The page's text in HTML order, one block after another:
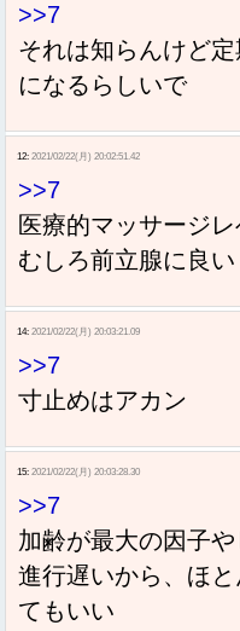
>>7
それは知らんけど
になるらしいで
12: 2021/02/22(月) 20:02:51.42
>>7
医療的マッサージ
むしろ前立腺に良い
14: 2021/02/22(月) 20:03:21.09
>>7
寸止めはアカン
15: 2021/02/22(月) 20:03:28.30
>>7
加齢が最大の因子や
進行遅いから、ほ
てもいい